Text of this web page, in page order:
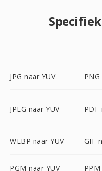
JPG naar YUV PNG
JPEG naar YUV PDF
WEBP naar YUV GIF
PGM naar YUV